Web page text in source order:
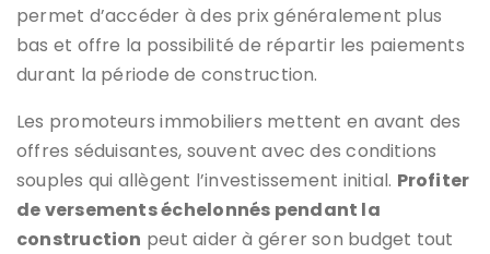
permet d’accéder à des prix généralement plus
bas et offre la possibilité de répartir les paiements
durant la période de construction.
Les promoteurs immobiliers mettent en avant des
offres séduisantes, souvent avec des conditions
souples qui allègent l’investissement initial. Profiter
de versements échelonnés pendant la
construction peut aider à gérer son budget tout